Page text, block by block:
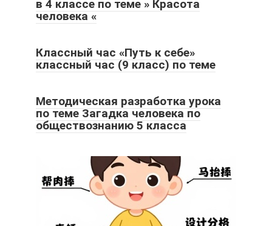
в 4 классе по теме » Красота
человека «
Классный час «Путь к себе»
классный час (9 класс) по теме
Методическая разработка урока
по теме Загадка человека по
обществознанию 5 класса